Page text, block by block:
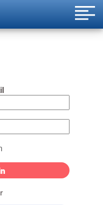
können, bitte ein